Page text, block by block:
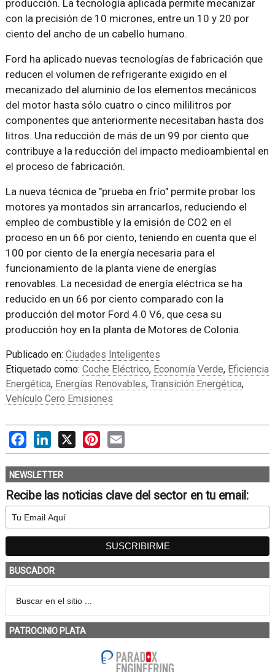
producción. La tecnología aplicada permite mecanizar
con la precisión de 10 micrones, entre un 10 y 20 por
ciento del ancho de un cabello humano.
Ford ha aplicado nuevas tecnologías de fabricación que
reducen el volumen de refrigerante exigido en el
mecanizado del aluminio de los elementos mecánicos
del motor hasta sólo cuatro o cinco mililitros por
componentes que anteriormente necesitaban hasta dos
litros. Una reducción de más de un 99 por ciento que
contribuye a la reducción del impacto medioambiental en
el proceso de fabricación.
La nueva técnica de "prueba en frío" permite probar los
motores ya montados sin arrancarlos, reduciendo el
empleo de combustible y la emisión de CO2 en el
proceso en un 66 por ciento, teniendo en cuenta que el
100 por ciento de la energía necesaria para el
funcionamiento de la planta viene de energías
renovables. La necesidad de energía eléctrica se ha
reducido en un 66 por ciento comparado con la
producción del motor Ford 4.0 V6, que cesa su
producción hoy en la planta de Motores de Colonia.
Publicado en: Ciudades Inteligentes
Etiquetado como: Coche Eléctrico, Economía Verde, Eficiencia
Energética, Energías Renovables, Transición Energética,
Vehículo Cero Emisiones
FacebookLinkedIn
X PinterestEmail
NEWSLETTER
Recibe las noticias clave del sector en tu email:
BUSCADOR
PATROCINIO PLATA